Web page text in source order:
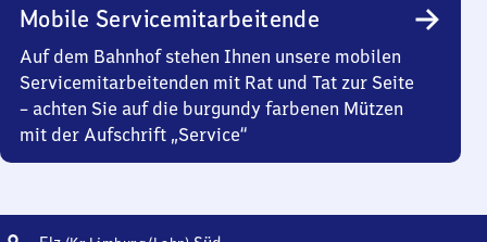
Mobile Servicemitarbeitende
Auf dem Bahnhof stehen Ihnen unsere mobilen
Servicemitarbeitenden mit Rat und Tat zur Seite
– achten Sie auf die burgundy farbenen Mützen
mit der Aufschrift „Service“